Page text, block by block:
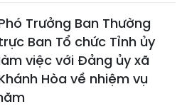
Trưởng Ban Thường
Ban Tổ chức Tỉnh ủy
việc với Đảng ủy xã
Hòa về nhiệm vụ